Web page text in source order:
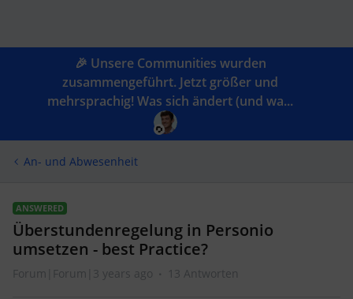
🎉 Unsere Communities wurden
zusammengeführt. Jetzt größer und
mehrsprachig! Was sich ändert (und wa...
An- und Abwesenheit
ANSWERED
Überstundenregelung in Personio
umsetzen - best Practice?
Forum|Forum|3 years ago 13 Antworten